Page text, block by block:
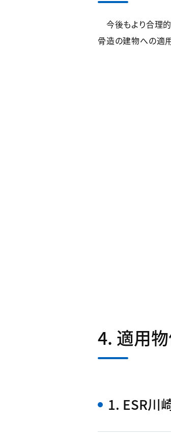
今後もより合理
骨造の建物への適
4. 適用
1. ESR川